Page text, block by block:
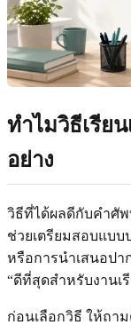
ทำไมวิธีเรีย
อย่าง
วิธีที่ได้ผลดีกับคำศั
ช่วยเตรียมสอบแบบ
หรือการนำเสนอปา
“ดีที่สุดสำหรับงานเ
ก่อนเลือกวิธี ให้ถา